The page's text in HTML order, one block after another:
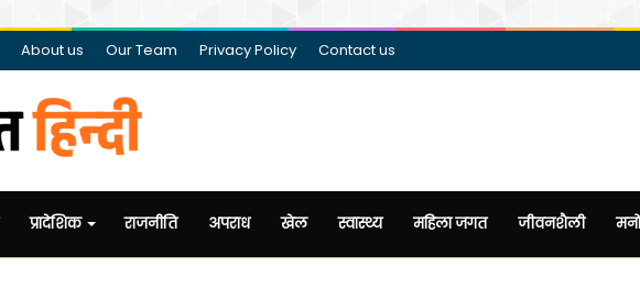
About us Our Team Privacy Policy Contact us
प्रादेशिक राजनीति अपराध खेल स्वास्थ्य महिला जगत जीवनशैली